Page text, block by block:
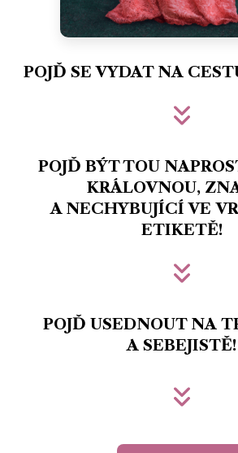
POJĎ SE VYDAT NA
POJĎ BÝT TOU
KRÁLOVNOU,
A NECHYBUJÍCÍ VE
ETIKETĚ!
POJĎ USEDNOUT NA
A SEBEJISTĚ!